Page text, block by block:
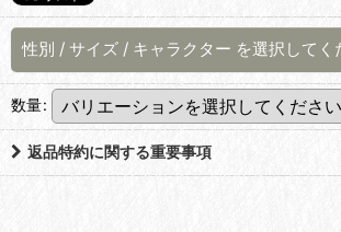
性別 / サイズ / キャラクター を選択してく
数量:
返品特約に関する重要事項